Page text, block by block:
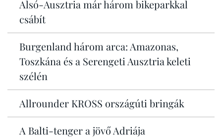
Alsó-Ausztria már három bikeparkkal
csábít
Burgenland három arca: Amazonas,
Toszkána és a Serengeti Ausztria keleti
szélén
Allrounder KROSS országúti bringák
A Balti-tenger a jövő Adriája